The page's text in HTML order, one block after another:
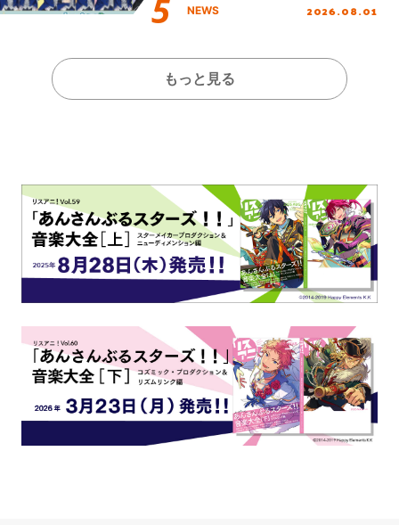
NEWS 2026.08.01
もっと見る